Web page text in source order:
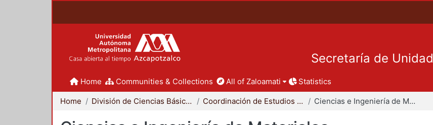
Secretaría de Unidad
Home Communities & Collections All of Zaloamati Statistics
Home División de Ciencias Básicas e Ingeniería Coordinación de Estudios de Posgrado - CBI Ciencias e Ingeniería de Materiales